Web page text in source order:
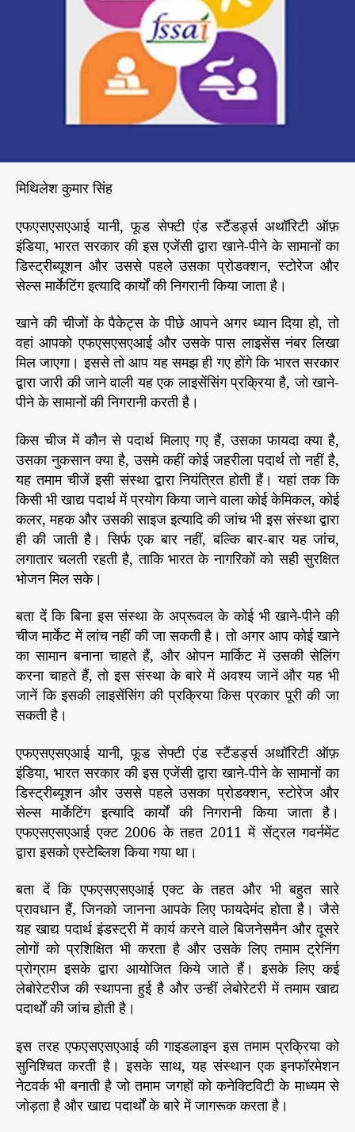
F
S
S
A
I
के
बा
मि
ल
ता
है
का
ला
इ
सें
मिथिलेश कुमार सिंह
एफएसएसएआई यानी, फूड सेफ्टी एंड स्टैंडर्ड्स अथॉरिटी ऑफ़
इंडिया, भारत सरकार की इस एजेंसी द्वारा खाने-पीने के सामानों का
डिस्ट्रीब्यूशन और उससे पहले उसका प्रोडक्शन, स्टोरेज और
सेल्स मार्केटिंग इत्यादि कार्यों की निगरानी किया जाता है।
खाने की चीजों के पैकेट्स के पीछे आपने अगर ध्यान दिया हो, तो
वहां आपको एफएसएसएआई और उसके पास लाइसेंस नंबर लिखा
मिल जाएगा। इससे तो आप यह समझ ही गए होंगे कि भारत सरकार
द्वारा जारी की जाने वाली यह एक लाइसेंसिंग प्रक्रिया है, जो खाने-
पीने के सामानों की निगरानी करती है।
किस चीज में कौन से पदार्थ मिलाए गए हैं, उसका फायदा क्या है,
उसका नुकसान क्या है, उसमे कहीं कोई जहरीला पदार्थ तो नहीं है,
यह तमाम चीजें इसी संस्था द्वारा नियंत्रित होती हैं। यहां तक कि
किसी भी खाद्य पदार्थ में प्रयोग किया जाने वाला कोई केमिकल, कोई
कलर, महक और उसकी साइज इत्यादि की जांच भी इस संस्था द्वारा
ही की जाती है। सिर्फ एक बार नहीं, बल्कि बार-बार यह जांच,
लगातार चलती रहती है, ताकि भारत के नागरिकों को सही सुरक्षित
भोजन मिल सके।
बता दें कि बिना इस संस्था के अप्रूवल के कोई भी खाने-पीने की
चीज मार्केट में लांच नहीं की जा सकती है। तो अगर आप कोई खाने
का सामान बनाना चाहते हैं, और ओपन मार्किट में उसकी सेलिंग
करना चाहते हैं, तो इस संस्था के बारे में अवश्य जानें और यह भी
जानें कि इसकी लाइसेंसिंग की प्रक्रिया किस प्रकार पूरी की जा
सकती है।
एफएसएसएआई यानी, फूड सेफ्टी एंड स्टैंडर्ड्स अथॉरिटी ऑफ़
इंडिया, भारत सरकार की इस एजेंसी द्वारा खाने-पीने के सामानों का
डिस्ट्रीब्यूशन और उससे पहले उसका प्रोडक्शन, स्टोरेज और
सेल्स मार्केटिंग इत्यादि कार्यों की निगरानी किया जाता है।
एफएसएसएआई एक्ट 2006 के तहत 2011 में सेंट्रल गवर्नमेंट
द्वारा इसको एस्टेब्लिश किया गया था।
बता दें कि एफएसएसएआई एक्ट के तहत और भी बहुत सारे
प्रावधान हैं, जिनको जानना आपके लिए फायदेमंद होता है। जैसे
यह खाद्य पदार्थ इंडस्ट्री में कार्य करने वाले बिजनेसमैन और दूसरे
लोगों को प्रशिक्षित भी करता है और उसके लिए तमाम ट्रेनिंग
प्रोग्राम इसके द्वारा आयोजित किये जाते हैं। इसके लिए कई
लेबोरेटरीज की स्थापना हुई है और उन्हीं लेबोरेटरी में तमाम खाद्य
पदार्थों की जांच होती है।
इस तरह एफएसएसएआई की गाइडलाइन इस तमाम प्रक्रिया को
सुनिश्चित करती है। इसके साथ, यह संस्थान एक इनफॉरमेशन
नेटवर्क भी बनाती है जो तमाम जगहों को कनेक्टिविटी के माध्यम से
जोड़ता है और खाद्य पदार्थों के बारे में जागरूक करता है।